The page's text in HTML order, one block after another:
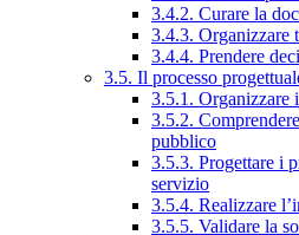
3.4.2. Curare la
3.4.3. Organizzare
3.4.4. Prendere
3.5. Il processo
3.5.1. Organizzare
3.5.2.
pubblico
3.5.3. Progettare i
servizio
3.5.4. Realizzare
3.5.5. Validare la